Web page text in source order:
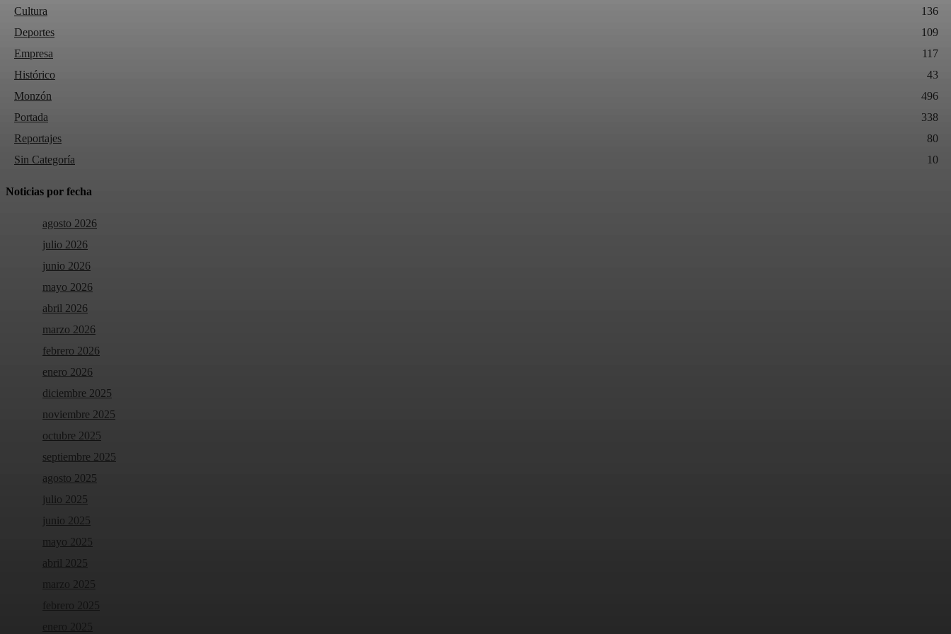
Cultura
136
Deportes
109
Empresa
117
Histórico
43
Monzón
496
Portada
338
Reportajes
80
Sin Categoría
10
Noticias por fecha
agosto 2026
julio 2026
junio 2026
mayo 2026
abril 2026
marzo 2026
febrero 2026
enero 2026
diciembre 2025
noviembre 2025
octubre 2025
septiembre 2025
agosto 2025
julio 2025
junio 2025
mayo 2025
abril 2025
marzo 2025
febrero 2025